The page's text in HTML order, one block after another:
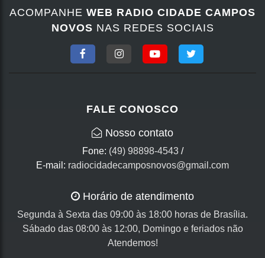
ACOMPANHE WEB RADIO CIDADE CAMPOS
NOVOS NAS REDES SOCIAIS
FALE CONOSCO
Nosso contato
Fone: (49) 98898-4543/
E-mail: radiocidadecamposnovos@gmail.com
Horário de atendimento
Segunda à Sexta das 09:00 às 18:00 horas de Brasília.
Sábado das 08:00 às 12:00, Domingo e feriados não
Atendemos!